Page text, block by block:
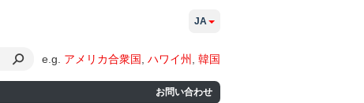
e.g. アメリカ合衆国 ハワイ州 韓国
お問い合わせ
JA